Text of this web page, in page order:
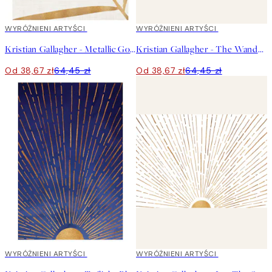
40%*
WYRÓŻNIENI ARTYŚCI
Kristian Gallagher - Metallic Gold Palm Leaf Plakat
Od 38,67 zł64,45 zł
40%*
WYRÓŻNIENI ARTYŚCI
Kristian Gallagher - The Wanderer Plakat
Od 38,67 zł64,45 zł
40%*
WYRÓŻNIENI ARTYŚCI 40%*
WYRÓŻNIENI ARTYŚCI